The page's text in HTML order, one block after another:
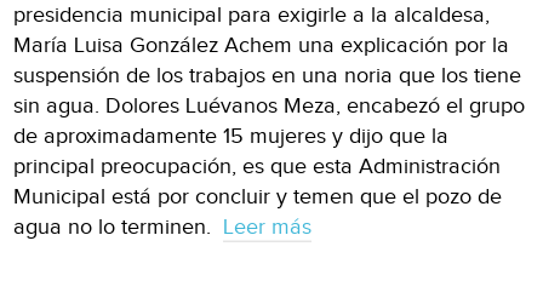
presidencia municipal para exigirle a la alcaldesa,
María Luisa González Achem una explicación por la
suspensión de los trabajos en una noria que los tiene
sin agua. Dolores Luévanos Meza, encabezó el grupo
de aproximadamente 15 mujeres y dijo que la
principal preocupación, es que esta Administración
Municipal está por concluir y temen que el pozo de
agua no lo terminen. Leer más